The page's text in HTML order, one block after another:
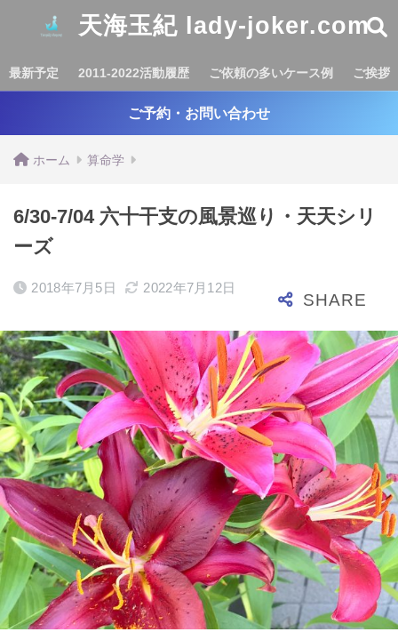
天海玉紀 lady-joker.com
最新予定 2011-2022活動履歴 ご依頼の多いケース例 ご挨拶
ご予約・お問い合わせ
ホーム 算命学
6/30-7/04 六十干支の風景巡り・天天シリ
ーズ
2018年7月5日 2022年7月12日